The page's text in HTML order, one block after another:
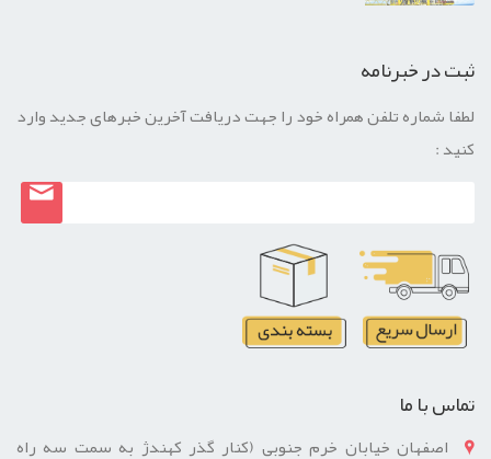
ثبت در خبرنامه
لطفا شماره تلفن همراه خود را جهت دریافت آخرین خبرهای جدید وارد
کنید :
تماس با ما
اصفهان خیابان خرم جنوبی (کنار گذر کهندژ به سمت سه راه